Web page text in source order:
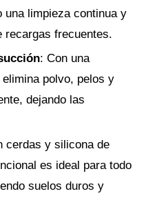
una limpieza continua y
recargas frecuentes.
: Con una
polvo, pelos y
dejando las
cerdas y silicona de
es ideal para todo
suelos duros y